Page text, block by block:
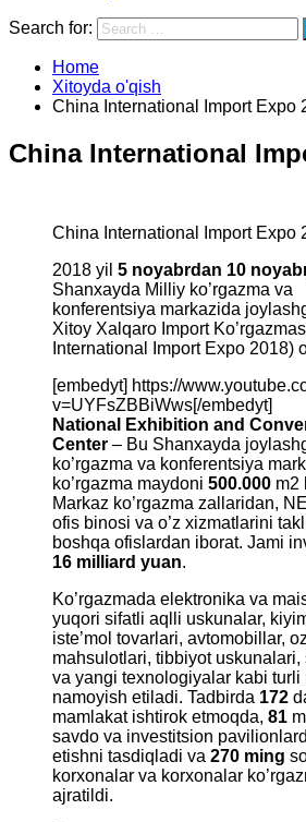
Search for:
Home
Xitoyda o'qish
China International Import Expo
China International
China International Import Expo
2018 yil 5 noyabrdan 10
Shanxayda Milliy ko’rgazma va
konferentsiya markazida
Xitoy Xalqaro Import
International Import Expo 2018)
[embedyt] https://
v=UYFsZBBiWws[/embedyt]
National Exhibition and
Center – Bu Shanxayda
ko’rgazma va konferentsiya
ko’rgazma maydoni 500.000 m2
Markaz ko’rgazma zallaridan,
ofis binosi va o’z xizmatlarini
boshqa ofislardan iborat. Jami
16 milliard yuan.
Ko’rgazmada elektronika va
yuqori sifatli aqlli uskunalar,
iste’mol tovarlari, avtomobillar,
mahsulotlari, tibbiyot uskunalari,
va yangi texnologiyalar kabi turli
namoyish etiladi. Tadbirda 172
mamlakat ishtirok etmoqda, 81
savdo va investitsion
etishni tasdiqladi va 270 ming
korxonalar va korxonalar
ajratildi.